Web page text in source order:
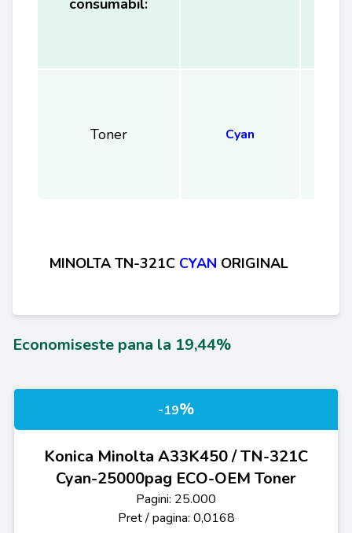
consumabil:
Toner Cyan
MINOLTA TN-321C CYAN ORIGINAL
Economiseste pana la 19,44%
-19%
Konica Minolta A33K450 / TN-321C
Cyan-25000pag ECO-OEM Toner
Pagini: 25.000
Pret / pagina: 0,0168